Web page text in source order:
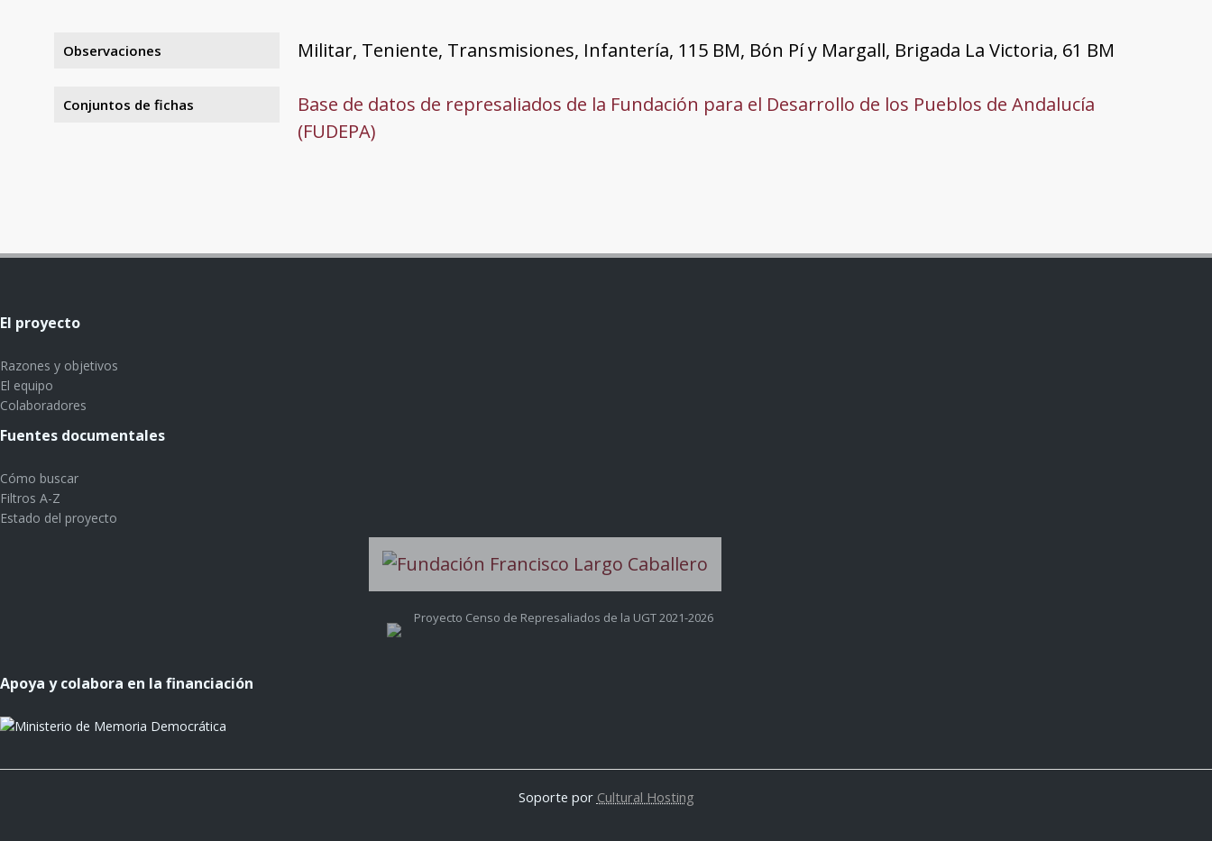
Observaciones Militar, Teniente, Transmisiones, Infantería, 115 BM, Bón Pí y Margall, Brigada La Victoria, 61 BM
Conjuntos de fichas
Base de datos de represaliados de la Fundación para el Desarrollo de los Pueblos de Andalucía
(FUDEPA)
El proyecto
Razones y objetivos
El equipo
Colaboradores
Fuentes documentales
Cómo buscar
Filtros A-Z
Estado del proyecto
Proyecto Censo de Represaliados de la UGT 2021-2026
Apoya y colabora en la financiación
Soporte por Cultural Hosting